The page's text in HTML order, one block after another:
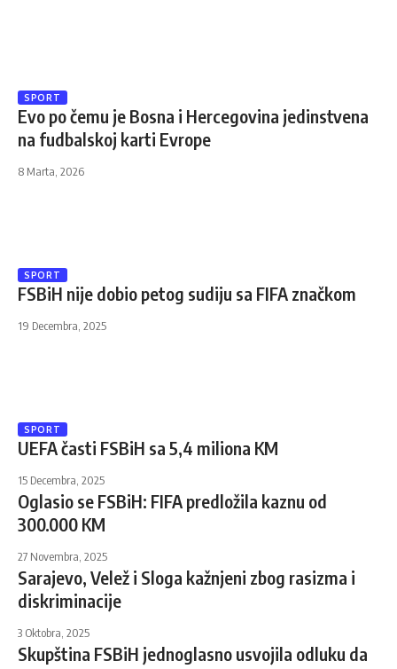
SPORT
Evo po čemu je Bosna i Hercegovina jedinstvena
na fudbalskoj karti Evrope
8 Marta, 2026
SPORT
FSBiH nije dobio petog sudiju sa FIFA značkom
19 Decembra, 2025
SPORT
UEFA časti FSBiH sa 5,4 miliona KM
15 Decembra, 2025
Oglasio se FSBiH: FIFA predložila kaznu od
300.000 KM
27 Novembra, 2025
Sarajevo, Velež i Sloga kažnjeni zbog rasizma i
diskriminacije
3 Oktobra, 2025
Skupština FSBiH jednoglasno usvojila odluku da